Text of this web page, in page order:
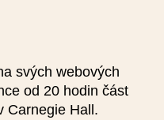
svých webových
od 20 hodin část
Carnegie Hall.